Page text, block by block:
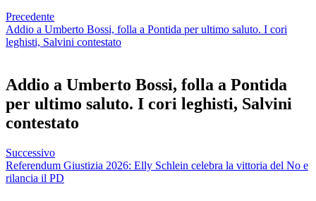
Precedente
Addio a Umberto Bossi, folla a Pontida per ultimo saluto. I cori
leghisti, Salvini contestato
Addio a Umberto Bossi, folla a Pontida
per ultimo saluto. I cori leghisti, Salvini
contestato
Successivo
Referendum Giustizia 2026: Elly Schlein celebra la vittoria del No e
rilancia il PD